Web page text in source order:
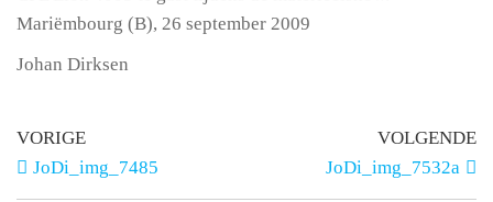
Mariëmbourg (B), 26 september 2009
Johan Dirksen
VORIGE
JoDi_img_7485
VOLGENDE
JoDi_img_7532a